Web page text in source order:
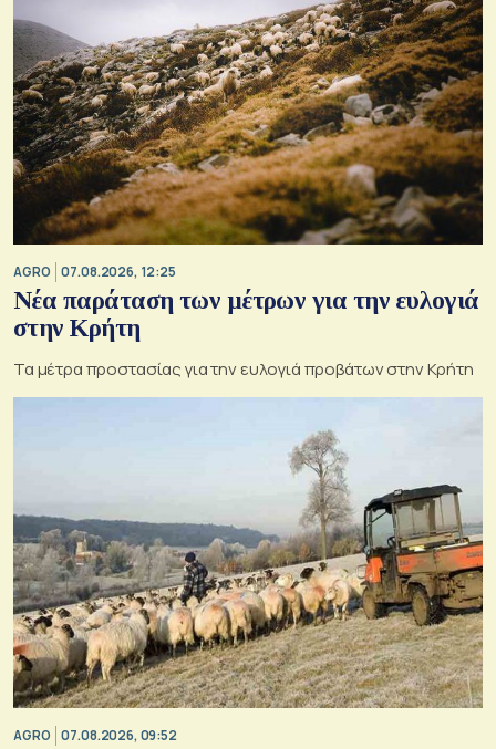
AGRO 07.08.2026, 12:25
Νέα παράταση των μέτρων για την ευλογιά
στην Κρήτη
Τα μέτρα προστασίας για την ευλογιά προβάτων στην Κρήτη
AGRO 07.08.2026, 09:52